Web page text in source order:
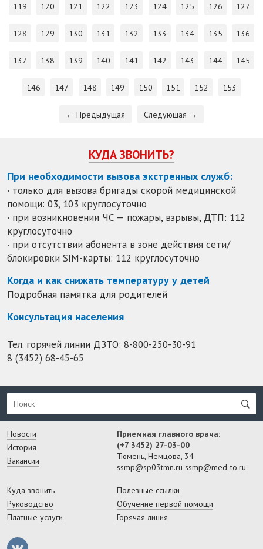
119 120 121 122 123 124 125 126 127
128 129 130 131 132 133 134 135 136
137 138 139 140 141 142 143 144 145
146 147 148 149 150 151 152 153
← Предыдущая Следующая →
КУДА ЗВОНИТЬ?
При необходимости вызова экстренных служб:
· только для вызова бригады скорой медицинской
помощи: 03, 103 круглосуточно
· при возникновении ЧС — пожары, взрывы, ДТП: 112
круглосуточно
· при отсутствии абонента в зоне действия сети/
блокировки SIM-карты: 112 круглосуточно
Когда и как снижать температуру у детей
Подробная памятка для родителей
Консультация населения
Тел. горячей линии ДЗТО: 8-800-250-30-91
8 (3452) 68-45-65
Новости
История
Вакансии
Приемная главного врача:
(+7 3452) 27-03-00
Тюмень, Немцова, 34
ssmp@sp03tmn.ru ssmp@med-to.ru
Куда звонить
Руководство
Платные услуги
Полезные ссылки
Обучение первой помощи
Горячая линия